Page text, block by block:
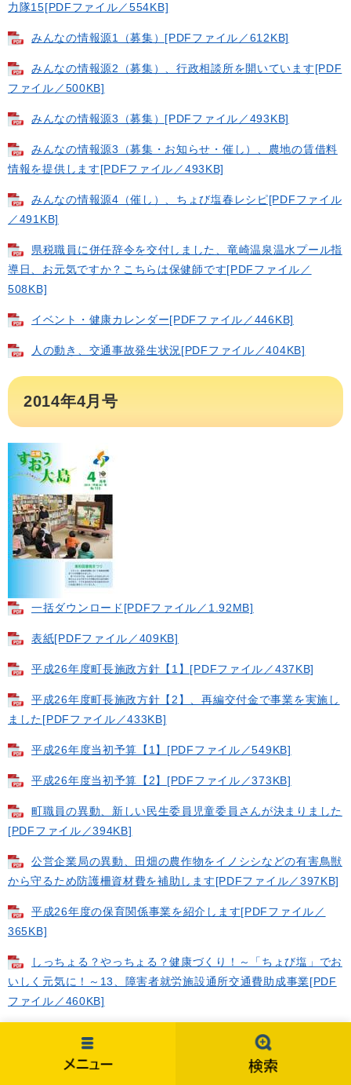
力隊15[PDFファイル／554KB]
みんなの情報源1（募集）[PDFファイル／612KB]
みんなの情報源2（募集）、行政相談所を開いています[PDF
ファイル／500KB]
みんなの情報源3（募集）[PDFファイル／493KB]
みんなの情報源3（募集・お知らせ・催し）、農地の賃借料
情報を提供します[PDFファイル／493KB]
みんなの情報源4（催し）、ちょび塩春レシピ[PDFファイル
／491KB]
県税職員に併任辞令を交付しました、竜崎温泉温水プール指
導日、お元気ですか？こちらは保健師です[PDFファイル／
508KB]
イベント・健康カレンダー[PDFファイル／446KB]
人の動き、交通事故発生状況[PDFファイル／404KB]
2014年4月号
一括ダウンロード​[PDFファイル／1.92MB]
表紙[PDFファイル／409KB]
平成26年度町長施政方針【1】[PDFファイル／437KB]
平成26年度町長施政方針【2】、再編交付金で事業を実施し
ました[PDFファイル／433KB]
平成26年度当初予算【1】[PDFファイル／549KB]
平成26年度当初予算【2】[PDFファイル／373KB]
町職員の異動、新しい民生委員児童委員さんが決まりました
[PDFファイル／394KB]
公営企業局の異動、田畑の農作物をイノシシなどの有害鳥獣
から守るため防護柵資材費を補助します[PDFファイル／397KB]
平成26年度の保育関係事業を紹介します[PDFファイル／
365KB]
しっちょる？やっちょる？健康づくり！～「ちょび塩」でお
いしく元気に！～13、障害者就労施設通所交通費助成事業[PDF
ファイル／460KB]
ひとりで悩まずにお気軽にご相談ください、軽自動車税の減
免制度のお知らせ[PDFファイル／387KB]